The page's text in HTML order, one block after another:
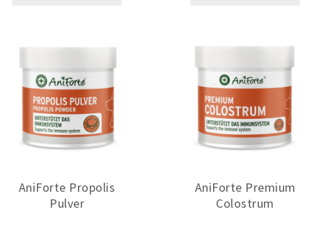
AniForte Propolis
Pulver
AniForte Premium
Colostrum